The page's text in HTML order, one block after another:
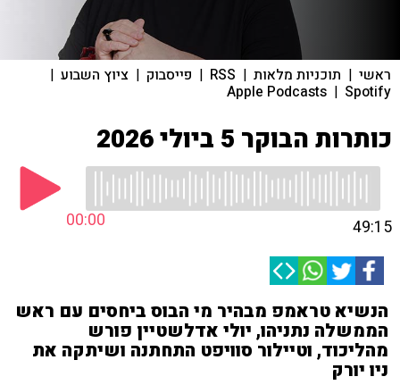
ראשי | תוכניות מלאות |
RSS
| פייסבוק | ציוץ השבוע |
Spotify
|
Apple Podcasts
כותרות הבוקר 5 ביולי 2026
00:00 49:15
הנשיא טראמפ מבהיר מי הבוס ביחסים עם ראש
הממשלה נתניהו, יולי אדלשטיין פורש
מהליכוד, וטיילור סוויפט התחתנה ושיתקה את
ניו יורק